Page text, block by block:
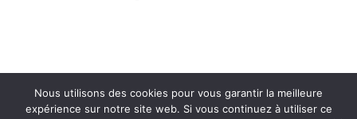
Nous utilisons des cookies pour vous garantir la meilleure
expérience sur notre site web. Si vous continuez à utiliser ce